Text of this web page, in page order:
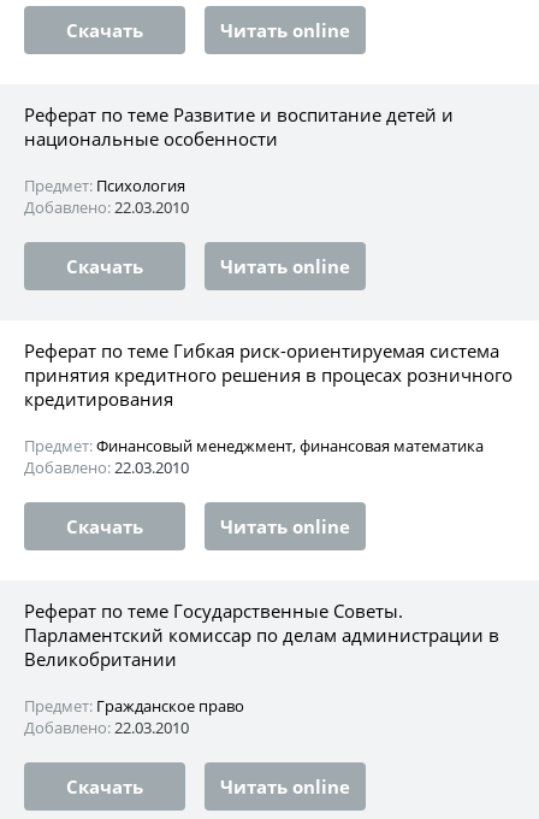
Скачать Читать online
Реферат по теме Развитие и воспитание детей и
национальные особенности
Предмет: Психология
Добавлено:22.03.2010
Скачать Читать online
Реферат по теме Гибкая риск-ориентируемая система
принятия кредитного решения в процесах розничного
кредитирования
Предмет:Финансовый менеджмент, финансовая математика
Добавлено:22.03.2010
Скачать Читать online
Реферат по теме Государственные Советы.
Парламентский комиссар по делам администрации в
Великобритании
Предмет: Гражданское право
Добавлено:22.03.2010
Скачать Читать online